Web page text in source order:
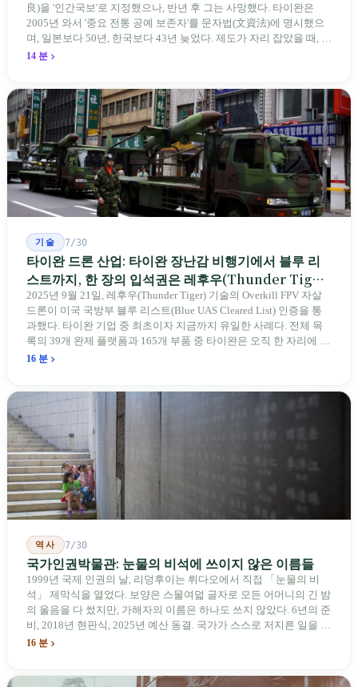
良)을 '인간국보'로 지정했으나, 반년 후 그는 사망했다. 타이완은
2005년 와서 '중요 전통 공예 보존자'를 문자법(文資法)에 명시했으
며, 일본보다 50년, 한국보다 43년 늦었다. 제도가 자리 잡았을 때, 제
자 제도는 이미 1970-80년대 산업화 과정에서 붕괴되었다. 600여 명
14 분
기술 7/30
타이완 드론 산업: 타이완 장난감 비행기에서 블루 리
스트까지, 한 장의 입석권은 레후우(Thunder Tiger)
에게
2025년 9월 21일, 레후우(Thunder Tiger) 기술의 Overkill FPV 자살
드론이 미국 국방부 블루 리스트(Blue UAS Cleared List) 인증을 통
과했다. 타이완 기업 중 최초이자 지금까지 유일한 사례다. 전체 목
록의 39개 완제 플랫폼과 165개 부품 중 타이완은 오직 한 자리에 불
과하다. 2026년 4월, 미국 양당 소속 상원의원 4명이 《타이완을 위
를 드러낸다: 타이완의 진입이 너무 느려 미국 스스로가 입법을 통해
장벽을 낮춰야 한다는 점이다. 타이완에서 46년간 원격 조종 장난감
비행기를 만들어 온 한 회사가 오하이오주에 두 번째 공장을 건설할
계획을 세우고 있다.
16 분
역사 7/30
국가인권박물관: 눈물의 비석에 쓰이지 않은 이름들
1999년 국제 인권의 날, 리덩후이는 뤼다오에서 직접 「눈물의 비
석」 제막식을 열었다. 보양은 스물여덟 글자로 모든 어머니의 긴 밤
의 울음을 다 썼지만, 가해자의 이름은 하나도 쓰지 않았다. 6년의 준
비, 2018년 현판식, 2025년 예산 동결. 국가가 스스로 저지른 일을 기
념하기 위해 스스로 세운 박물관. 계엄 해제 39년 동안 사법 재판을
16 분